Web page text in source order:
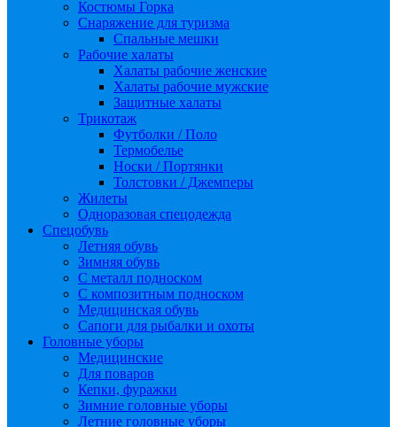
Костюмы Горка
Снаряжение для туризма
Спальные мешки
Рабочие халаты
Халаты рабочие женские
Халаты рабочие мужские
Защитные халаты
Трикотаж
Футболки / Поло
Термобелье
Носки / Портянки
Толстовки / Джемперы
Жилеты
Одноразовая спецодежда
Спецобувь
Летняя обувь
Зимняя обувь
С металл подноском
С композитным подноском
Медицинская обувь
Сапоги для рыбалки и охоты
Головные уборы
Медицинские
Для поваров
Кепки, фуражки
Зимние головные уборы
Летние головные уборы